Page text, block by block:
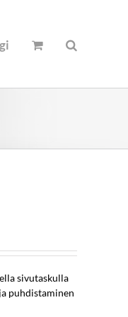
sivutaskulla
puhdistaminen